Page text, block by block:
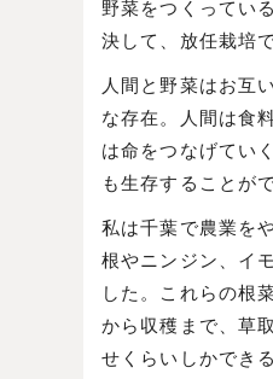
野菜をつくってい
決して、放任栽培
人間と野菜はお互
な存在。人間は食
は命をつなげてい
も生存することが
私は千葉で農業を
根やニンジン、イ
した。これらの根
から収穫まで、草
せくらいしかでき